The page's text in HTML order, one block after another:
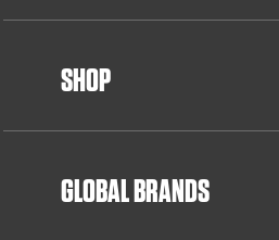
SHOP
GLOBAL BRANDS